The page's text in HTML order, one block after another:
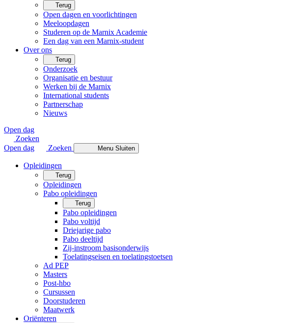
Terug
Open dagen en voorlichtingen
Meeloopdagen
Studeren op de Marnix Academie
Een dag van een Marnix-student
Over ons
Terug
Onderzoek
Organisatie en bestuur
Werken bij de Marnix
International students
Partnerschap
Nieuws
Open dag
Zoeken
Open dag
Zoeken Menu Sluiten
Opleidingen
Terug
Opleidingen
Pabo opleidingen
Terug
Pabo opleidingen
Pabo voltijd
Driejarige pabo
Pabo deeltijd
Zij-instroom basisonderwijs
Toelatingseisen en toelatingstoetsen
Ad PEP
Masters
Post-hbo
Cursussen
Doorstuderen
Maatwerk
Oriënteren